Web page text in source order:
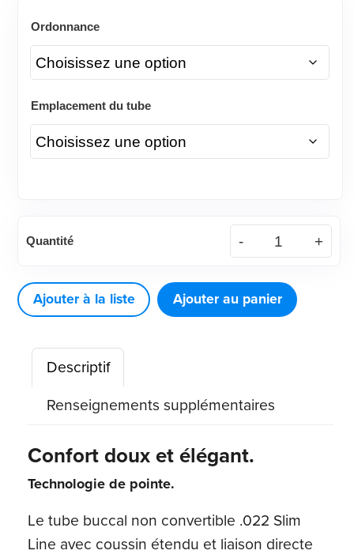
Ordonnance
Emplacement du tube
de
buccal
non
convertible
Slim
Line,
étendu,
liaison
directe
Quantité
Ajouter à la liste Ajouter au panier
Descriptif
Renseignements supplémentaires
Confort doux et élégant.
Technologie de pointe.
Le tube buccal non convertible .022 Slim
Line avec coussin étendu et liaison directe